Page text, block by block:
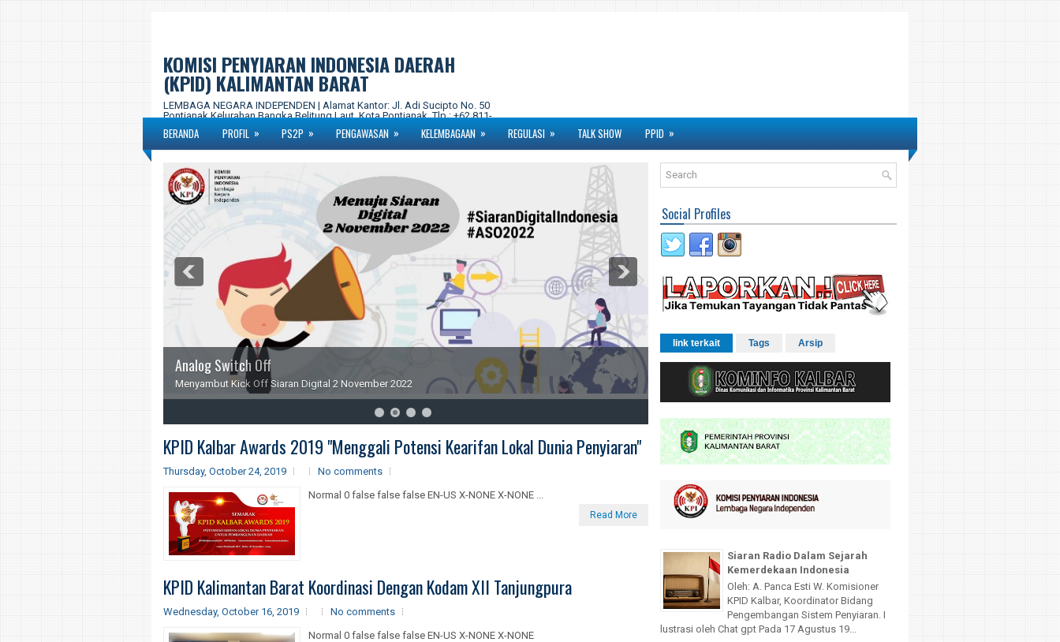
KOMISI PENYIARAN INDONESIA DAERAH
(KPID) KALIMANTAN BARAT
LEMBAGA NEGARA INDEPENDEN | Alamat Kantor: Jl. Adi Sucipto No. 50
Pontianak Kelurahan Bangka Belitung Laut, Kota Pontianak. Tlp : +62 811-
BERANDA PROFIL » PS2P » PENGAWASAN » KELEMBAGAAN » REGULASI » TALK SHOW PPID »
Analog Switch Off
Menyambut Kick Off Siaran Digital 2 November 2022
KPID Kalbar Awards 2019 "Menggali Potensi Kearifan Lokal Dunia Penyiaran"
Thursday, October 24, 2019
No comments
Normal 0 false false false EN-US X-NONE X-NONE ...
Read More
KPID Kalimantan Barat Koordinasi Dengan Kodam XII Tanjungpura
Wednesday, October 16, 2019
No comments
Normal 0 false false false EN-US X-NONE X-NONE
Social Profiles
link terkait Tags Arsip
Siaran Radio Dalam Sejarah
Kemerdekaan Indonesia
Oleh: A. Panca Esti W. Komisioner
KPID Kalbar, Koordinator Bidang
Pengembangan Sistem Penyiaran. I
lustrasi oleh Chat gpt Pada 17 Agustus 19...